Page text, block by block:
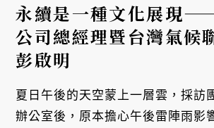
永續是一種文化展現
公司總經理暨台灣氣候
彭啟明
夏日午後的天空蒙上一層雲，採訪
辦公室後，原本擔心午後雷陣雨影